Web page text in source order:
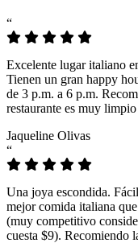
“
Excelente lugar italiano
Tienen un gran happy
de 3 p.m. a 6 p.m.
restaurante es muy
Jaqueline Olivas
“
Una joya escondida.
mejor comida italiana
(muy competitivo
cuesta $9). Recomiendo